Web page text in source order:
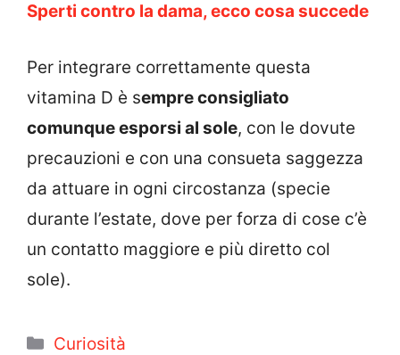
Sperti contro la dama, ecco cosa succede
Per integrare correttamente questa
vitamina D è sempre consigliato
comunque esporsi al sole, con le dovute
precauzioni e con una consueta saggezza
da attuare in ogni circostanza (specie
durante l’estate, dove per forza di cose c’è
un contatto maggiore e più diretto col
sole).
Categorie
Curiosità